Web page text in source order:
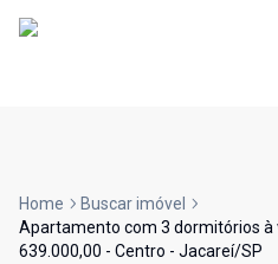
Home
Buscar imóvel
Apartamento com 3 dormitórios à
639.000,00 - Centro - Jacareí/SP